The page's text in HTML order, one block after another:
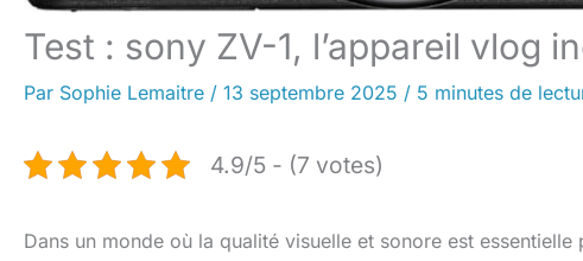
Test : sony ZV-1, l’appareil vlog
Par Sophie Lemaitre / 13 septembre 2025 / 5 minutes de
4.9/5 - (7 votes)
Dans un monde où la qualité visuelle et sonore est